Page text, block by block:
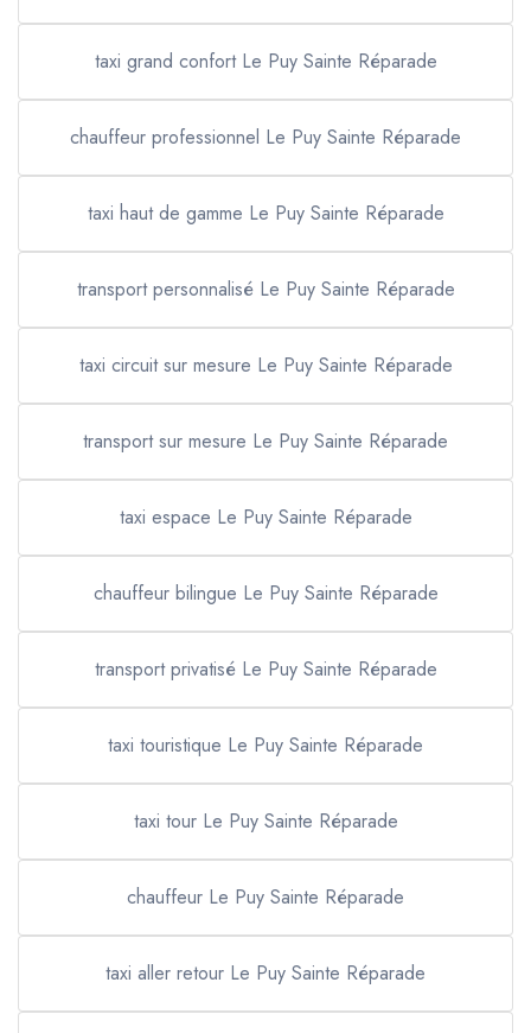
taxi grand confort Le Puy Sainte Réparade
chauffeur professionnel Le Puy Sainte Réparade
taxi haut de gamme Le Puy Sainte Réparade
transport personnalisé Le Puy Sainte Réparade
taxi circuit sur mesure Le Puy Sainte Réparade
transport sur mesure Le Puy Sainte Réparade
taxi espace Le Puy Sainte Réparade
chauffeur bilingue Le Puy Sainte Réparade
transport privatisé Le Puy Sainte Réparade
taxi touristique Le Puy Sainte Réparade
taxi tour Le Puy Sainte Réparade
chauffeur Le Puy Sainte Réparade
taxi aller retour Le Puy Sainte Réparade